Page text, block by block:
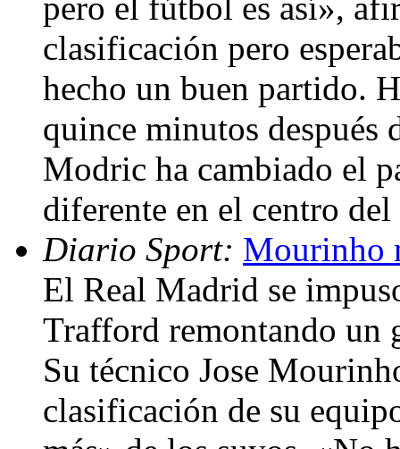
clasificación pero
hecho un buen partido.
quince minutos después
Modric ha cambiado el
diferente en el centro
Diario Sport: Mourinho
El Real Madrid se
Trafford remontando un
Su técnico Jose
clasificación de su